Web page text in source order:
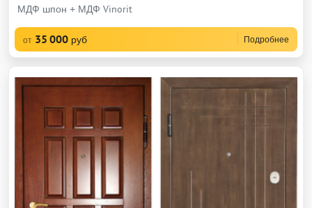
МДФ шпон + МДФ Vinorit
от 35 000 руб Подробнее